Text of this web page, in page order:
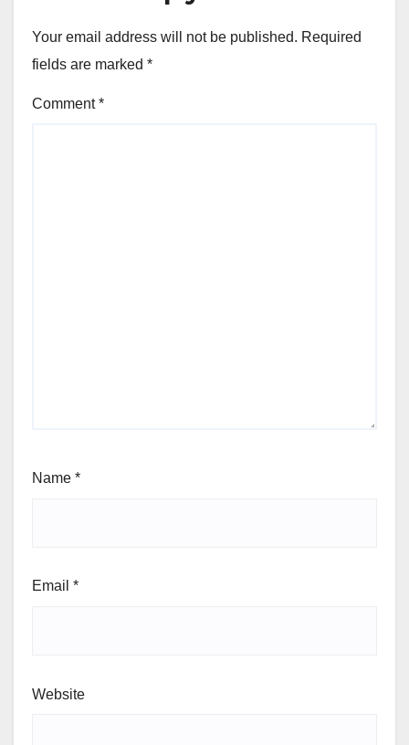
Your email address will not be published. Required
fields are marked *
Comment*
Name *
Email *
Website